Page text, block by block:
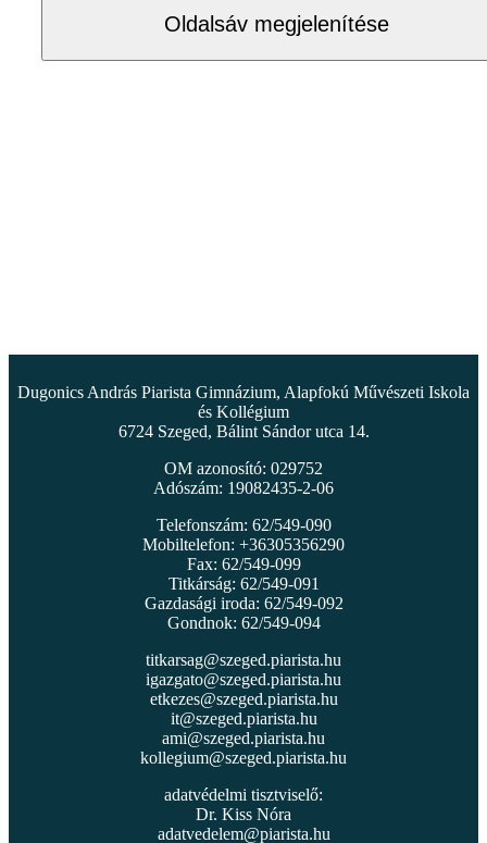
Oldalsáv megjelenítése
Dugonics András Piarista Gimnázium, Alapfokú Művészeti Iskola
és Kollégium
6724 Szeged, Bálint Sándor utca 14.
OM azonosító: 029752
Adószám: 19082435-2-06
Telefonszám: 62/549-090
Mobiltelefon: +36305356290
Fax: 62/549-099
Titkárság: 62/549-091
Gazdasági iroda: 62/549-092
Gondnok: 62/549-094
titkarsag@szeged.piarista.hu
igazgato@szeged.piarista.hu
etkezes@szeged.piarista.hu
it@szeged.piarista.hu
ami@szeged.piarista.hu
kollegium@szeged.piarista.hu
adatvédelmi tisztviselő:
Dr. Kiss Nóra
adatvedelem@piarista.hu